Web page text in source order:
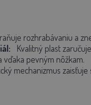
rozhrabávaniu a
Kvalitný plast
vďaka pevným nôžkam.
mechanizmus